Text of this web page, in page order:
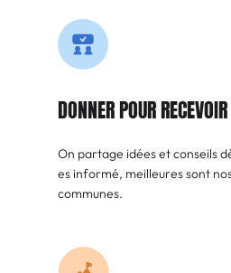
DONNER POUR RECEVOIR
On partage idées et conseils
es informé, meilleures sont
communes.